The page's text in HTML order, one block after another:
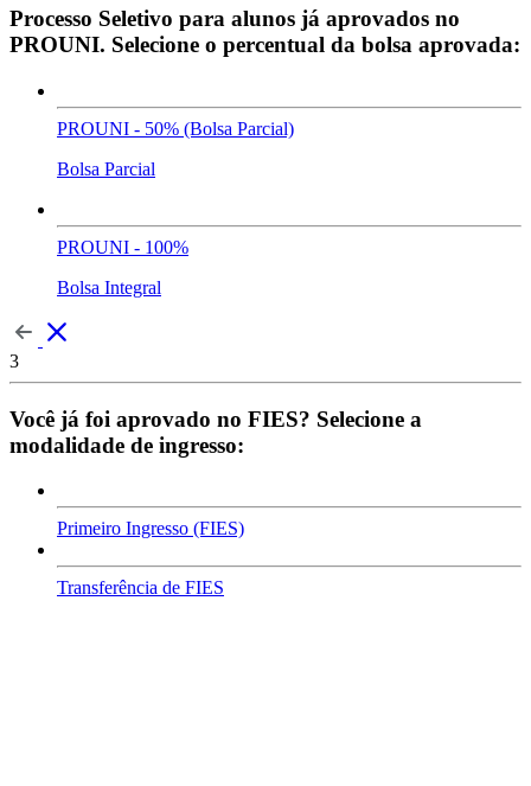
Processo Seletivo para alunos já aprovados no
PROUNI. Selecione o percentual da bolsa aprovada:
PROUNI - 50% (Bolsa Parcial)
Bolsa Parcial
PROUNI - 100%
Bolsa Integral
3
Você já foi aprovado no FIES? Selecione a
modalidade de ingresso:
Primeiro Ingresso (FIES)
Transferência de FIES